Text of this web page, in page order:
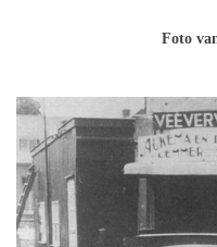
Foto